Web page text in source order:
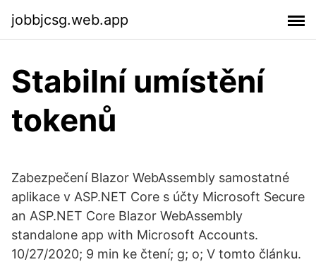
jobbjcsg.web.app
Stabilní umístění
tokenů
Zabezpečení Blazor WebAssembly samostatné
aplikace v ASP.NET Core s účty Microsoft Secure
an ASP.NET Core Blazor WebAssembly
standalone app with Microsoft Accounts.
10/27/2020; 9 min ke čtení; g; o; V tomto článku.